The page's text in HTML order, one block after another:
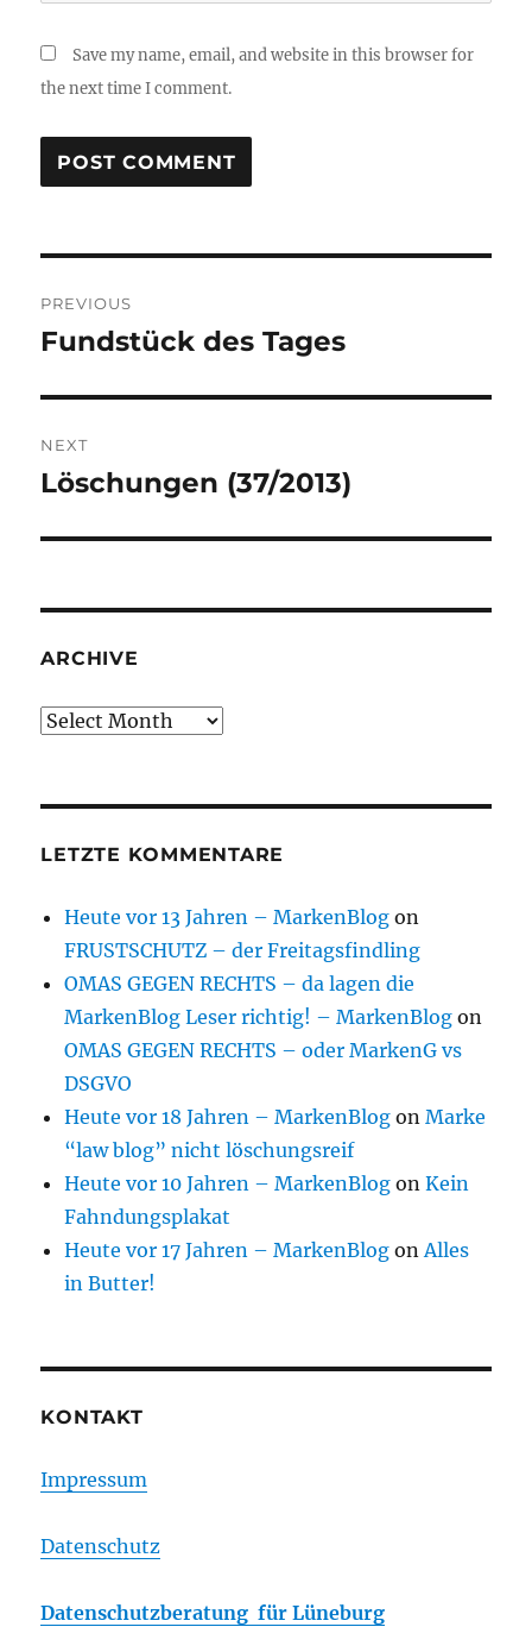
Save my name, email, and website in this browser for
the next time I comment.
navigation
PREVIOUS
Previous
Fundstück des Tages
NEXT
Next
Löschungen (37/2013)
ARCHIVE
Archive
LETZTE KOMMENTARE
Heute vor 13 Jahren – MarkenBlog on
FRUSTSCHUTZ – der Freitagsfindling
OMAS GEGEN RECHTS – da lagen die
MarkenBlog Leser richtig! – MarkenBlog on
OMAS GEGEN RECHTS – oder MarkenG vs
DSGVO
Heute vor 18 Jahren – MarkenBlog onMarke
“law blog” nicht löschungsreif
Heute vor 10 Jahren – MarkenBlog onKein
Fahndungsplakat
Heute vor 17 Jahren – MarkenBlog onAlles
in Butter!
KONTAKT
Impressum
Datenschutz
Datenschutzberatung für Lüneburg